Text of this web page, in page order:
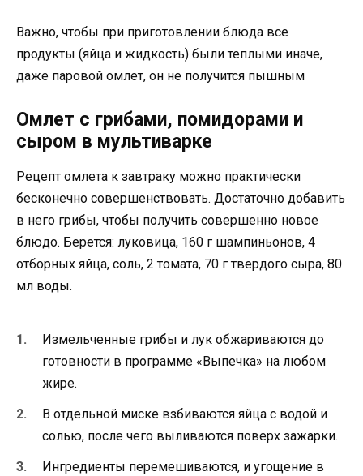
Важно, чтобы при приготовлении блюда все
продукты (яйца и жидкость) были теплыми иначе,
даже паровой омлет, он не получится пышным
Омлет с грибами, помидорами и
сыром в мультиварке
Рецепт омлета к завтраку можно практически
бесконечно совершенствовать. Достаточно добавить
в него грибы, чтобы получить совершенно новое
блюдо. Берется: луковица, 160 г шампиньонов, 4
отборных яйца, соль, 2 томата, 70 г твердого сыра, 80
мл воды.
Измельченные грибы и лук обжариваются до
готовности в программе «Выпечка» на любом
жире.
В отдельной миске взбиваются яйца с водой и
солью, после чего выливаются поверх зажарки.
Ингредиенты перемешиваются, и угощение в